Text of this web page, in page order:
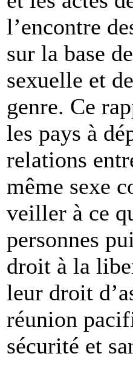
l’encontre
sur la base
sexuelle et
genre. Ce
les pays à
relations
même sexe
veiller à ce
personnes
droit à la
leur droit
réunion
sécurité et